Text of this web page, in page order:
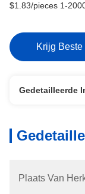
$1.83/pieces 1-
Krijg Beste
Gedetailleerde
Plaats Van